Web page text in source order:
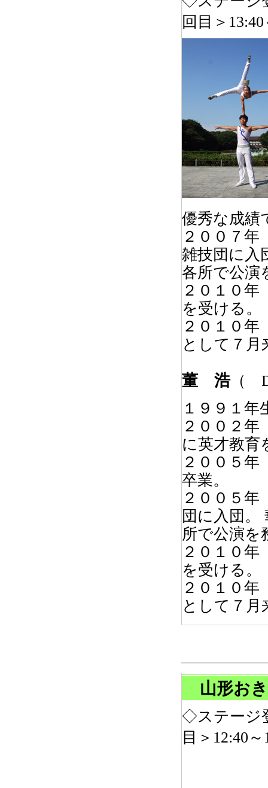
回目＞
優秀な成績
２００７
雑技団に入
各所で公演
２０１０
を受ける。
２０１０
として７月
董 浩（
１９９１
２００２
に英才教育
２００５
卒業。
２００５
団に入団。
所で公演を
２０１０
を受ける。
２０１０
として７月
山形お
◇ステージ
目＞12:40～